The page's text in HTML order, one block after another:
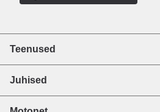
Teenused
Juhised